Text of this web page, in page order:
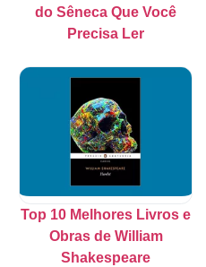
do Sêneca Que Você
Precisa Ler
Top 10 Melhores Livros e
Obras de William
Shakespeare